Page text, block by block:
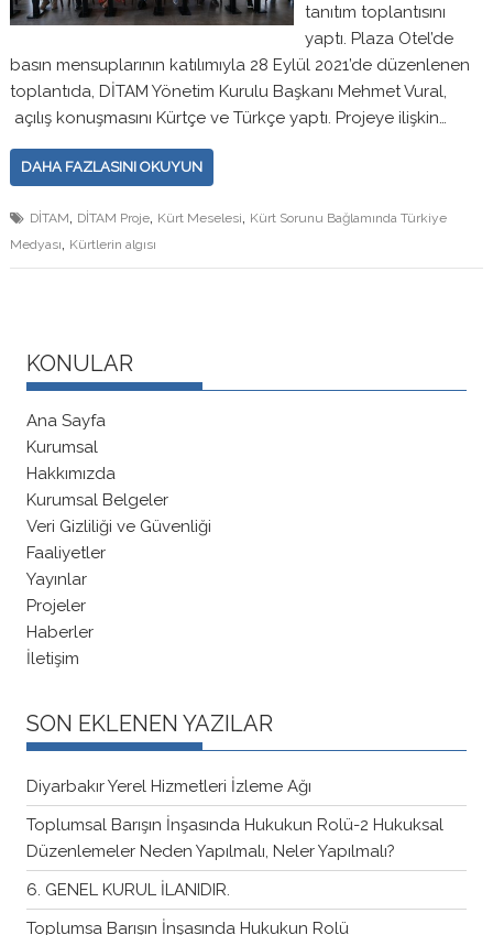
tanıtım toplantısını
yaptı. Plaza Otel’de
basın mensuplarının katılımıyla 28 Eylül 2021’de düzenlenen
toplantıda, DİTAM Yönetim Kurulu Başkanı Mehmet Vural,
açılış konuşmasını Kürtçe ve Türkçe yaptı. Projeye ilişkin…
DAHA FAZLASINI OKUYUN
DİTAM, DİTAM Proje, Kürt Meselesi, Kürt Sorunu Bağlamında Türkiye
Medyası, Kürtlerin algısı
KONULAR
Ana Sayfa
Kurumsal
Hakkımızda
Kurumsal Belgeler
Veri Gizliliği ve Güvenliği
Faaliyetler
Yayınlar
Projeler
Haberler
İletişim
SON EKLENEN YAZILAR
Diyarbakır Yerel Hizmetleri İzleme Ağı
Toplumsal Barışın İnşasında Hukukun Rolü-2 Hukuksal
Düzenlemeler Neden Yapılmalı, Neler Yapılmalı?
6. GENEL KURUL İLANIDIR.
Toplumsa Barışın İnşasında Hukukun Rolü